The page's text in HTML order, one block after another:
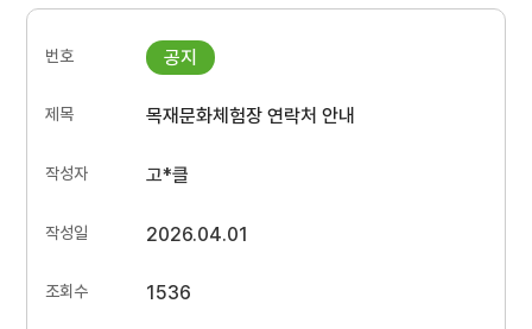
목재문화체험장 연락처 안내
고*클
2026.04.01
1536